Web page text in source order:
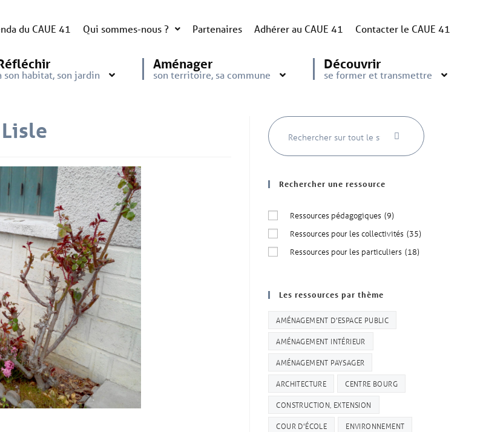
du CAUE 41 Qui sommes-nous ? Partenaires Adhérer au CAUE 41 Contacter le CAUE 41
son habitat, son jardin
Aménager
son territoire, sa commune
Découvrir
se former et transmettre
Rechercher une ressource
Ressources pédagogiques (9)
Ressources pour les collectivités (35)
Ressources pour les particuliers (18)
Les ressources par thème
AMÉNAGEMENT D'ESPACE PUBLIC
AMÉNAGEMENT INTÉRIEUR
AMÉNAGEMENT PAYSAGER
ARCHITECTURE CENTRE BOURG
CONSTRUCTION, EXTENSION
COUR D'ÉCOLE ENVIRONNEMENT